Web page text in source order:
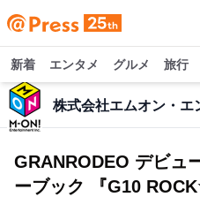
新着 エンタメ グルメ 旅行
GRANRODEO デビュ
ーブック 『G10